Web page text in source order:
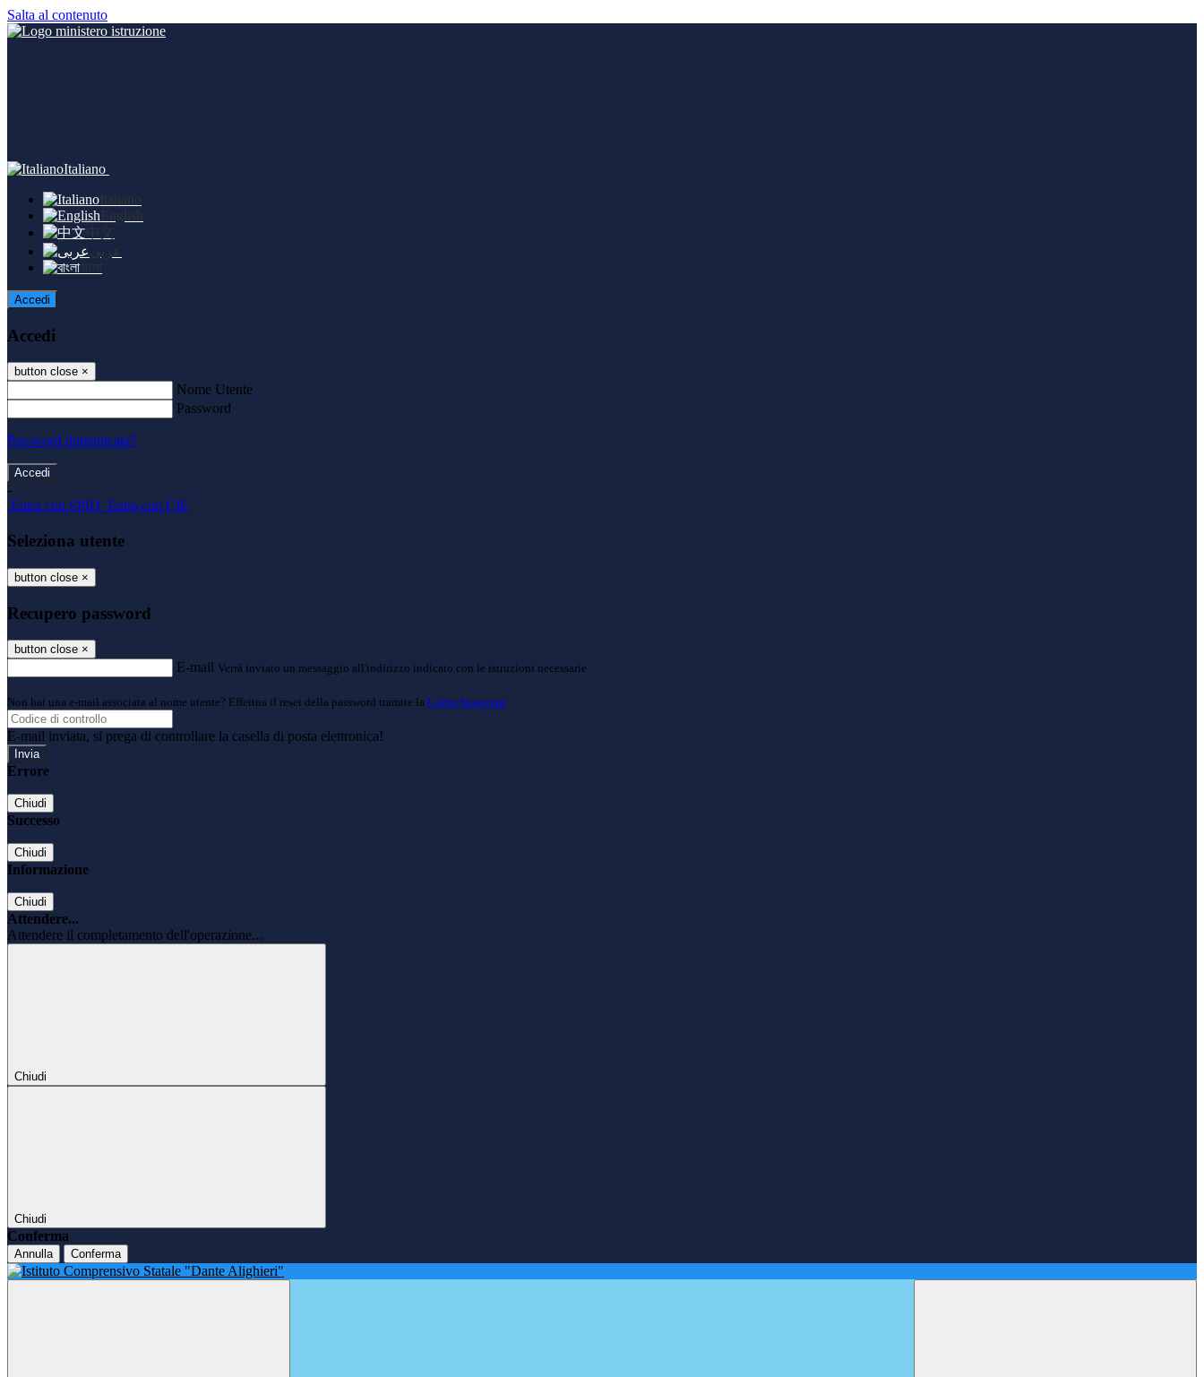
Salta al contenuto
Italiano
Italiano
English
中文
عربى
বাংলা
Accedi
Accedi
button close ×
Nome Utente
Password
Password dimenticata?
-
Entra con SPID Entra con CIE
Seleziona utente
button close ×
Recupero password
button close ×
E-mail Verrà inviato un messaggio all'indirizzo indicato con le istruzioni necessarie.
Non hai una e-mail associata al nome utente? Effettua il reset della password tramite la Login Spaggiari
E-mail inviata, si prega di controllare la casella di posta elettronica!
Errore
Chiudi
Successo
Chiudi
Informazione
Chiudi
Attendere...
Attendere il completamento dell'operazione...
Chiudi
Chiudi
Conferma
Annulla Conferma